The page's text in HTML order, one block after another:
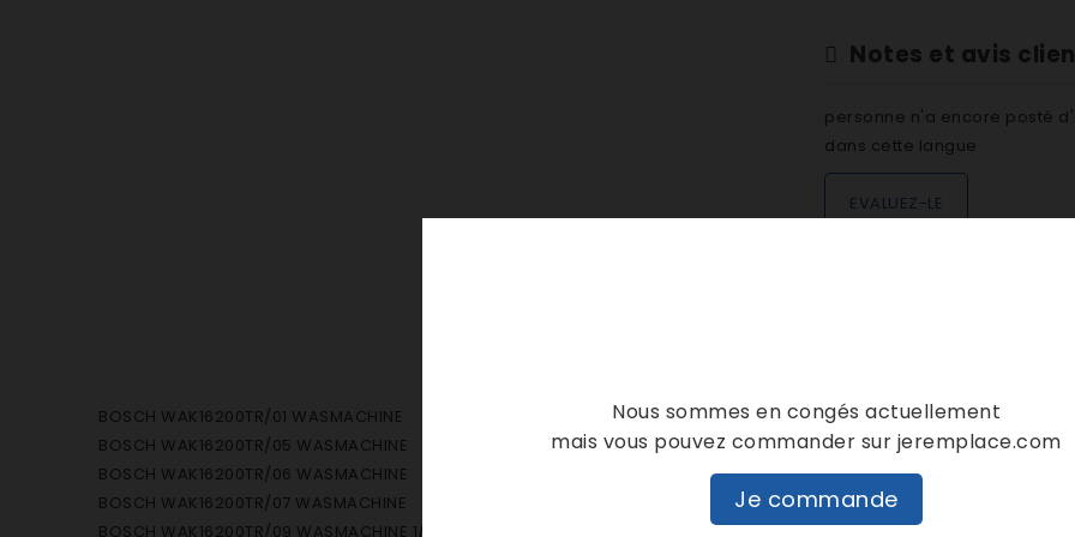
Notes et avis
personne n'a encore posté
dans cette langue
EVALUEZ-LE
BOSCH WAK16200TR/01 WASMACHINE
BOSCH WAK16200TR/05 WASMACHINE
BOSCH WAK16200TR/06 WASMACHINE
BOSCH WAK16200TR/07 WASMACHINE
BOSCH WAK16200TR/09 WASMACHINE 1/06/2014 1/07/2014
Nous sommes en congés actuellement
mais vous pouvez commander sur jeremplace.com
Je commande